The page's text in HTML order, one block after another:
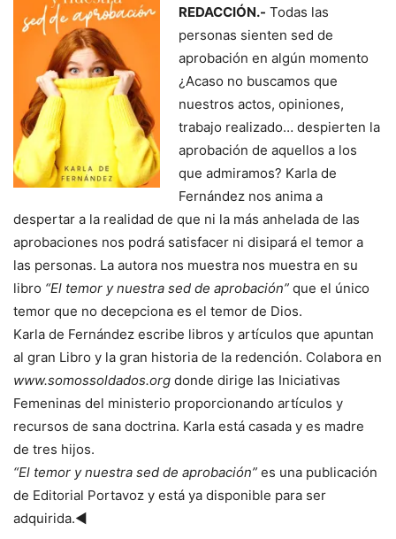
REDACCIÓN.- Todas las
personas sienten sed de
aprobación en algún momento
¿Acaso no buscamos que
nuestros actos, opiniones,
trabajo realizado… despierten la
aprobación de aquellos a los
que admiramos? Karla de
Fernández nos anima a
despertar a la realidad de que ni la más anhelada de las
aprobaciones nos podrá satisfacer ni disipará el temor a
las personas. La autora nos muestra nos muestra en su
libro “El temor y nuestra sed de aprobación” que el único
temor que no decepciona es el temor de Dios.
Karla de Fernández escribe libros y artículos que apuntan
al gran Libro y la gran historia de la redención. Colabora en
www.somossoldados.org donde dirige las Iniciativas
Femeninas del ministerio proporcionando artículos y
recursos de sana doctrina. Karla está casada y es madre
de tres hijos.
“El temor y nuestra sed de aprobación” es una publicación
de Editorial Portavoz y está ya disponible para ser
adquirida.◄